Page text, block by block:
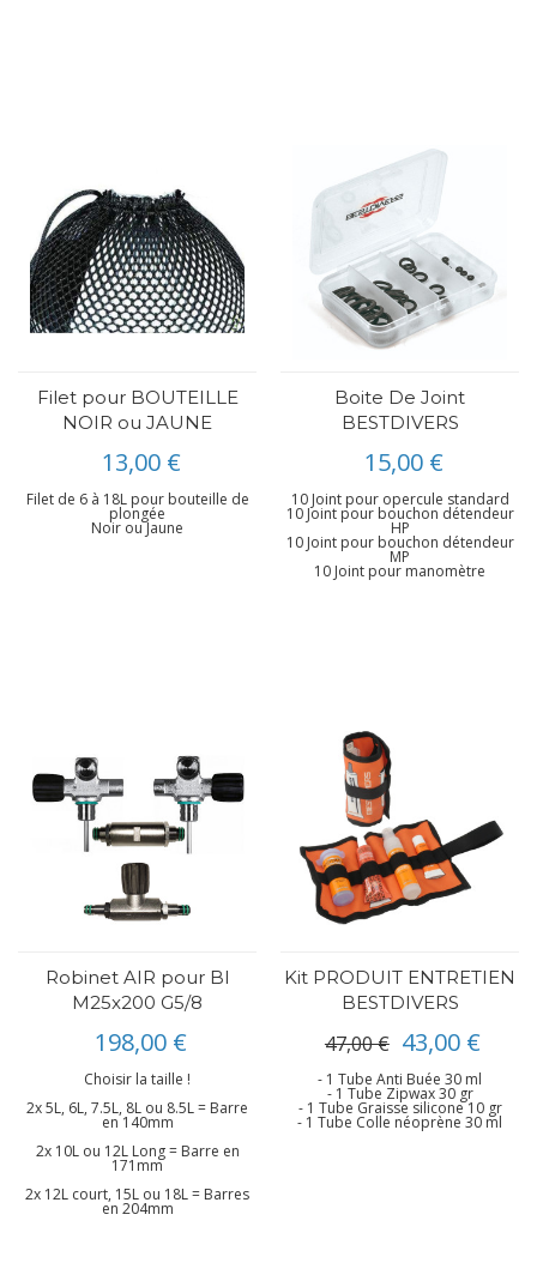
Filet pour BOUTEILLE
NOIR ou JAUNE
13,00 €
Filet de 6 à 18L pour bouteille de
plongée
Noir ou Jaune
Boite De Joint
BESTDIVERS
15,00 €
10 Joint pour opercule standard
10 Joint pour bouchon détendeur
HP
10 Joint pour bouchon détendeur
MP
10 Joint pour manomètre
Robinet AIR pour BI
M25x200 G5/8
198,00 €
Choisir la taille !
2x 5L, 6L, 7.5L, 8L ou 8.5L = Barre
en 140mm
2x 10L ou 12L Long = Barre en
171mm
2x 12L court, 15L ou 18L = Barres
en 204mm
Kit PRODUIT ENTRETIEN
BESTDIVERS
47,00 € 43,00 €
- 1 Tube Anti Buée 30 ml
- 1 Tube Zipwax 30 gr
- 1 Tube Graisse silicone 10 gr
- 1 Tube Colle néoprène 30 ml